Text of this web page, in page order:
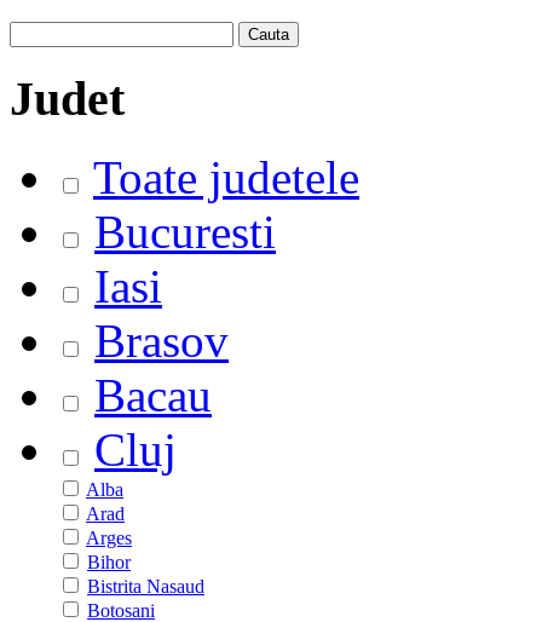
Judet
Toate judetele
Bucuresti
Iasi
Brasov
Bacau
Cluj
Alba
Arad
Arges
Bihor
Bistrita Nasaud
Botosani